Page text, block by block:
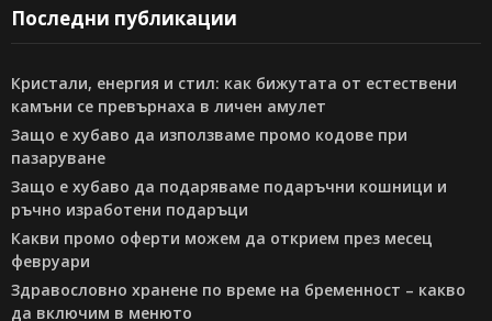
Последни публикации
Кристали, енергия и стил: как бижутата от естествени
камъни се превърнаха в личен амулет
Защо е хубаво да използваме промо кодове при
пазаруване
Защо е хубаво да подаряваме подаръчни кошници и
ръчно изработени подаръци
Какви промо оферти можем да открием през месец
февруари
Здравословно хранене по време на бременност – какво
да включим в менюто